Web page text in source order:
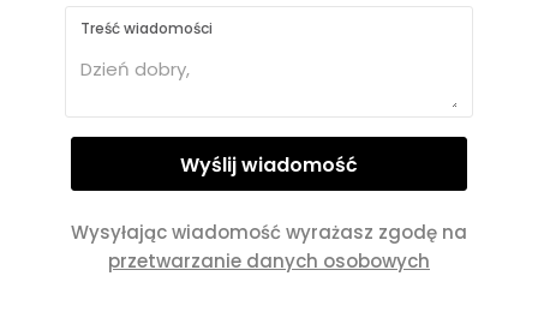
Treść wiadomości
Wysyłając wiadomość wyrażasz zgodę na
przetwarzanie danych osobowych